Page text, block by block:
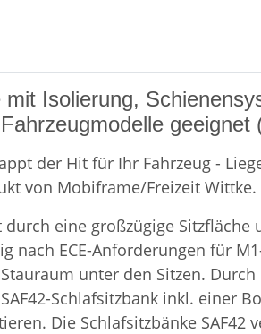
Isolierung,
geeignet
der Hit für Ihr Fahrzeug -
von Mobiframe/Freizeit Wittke.
eine großzügige
nach ECE-Anforderungen für
unter den Sitzen.
Schlafsitzbank inkl. einer
Die Schlafsitzbänke SAF42